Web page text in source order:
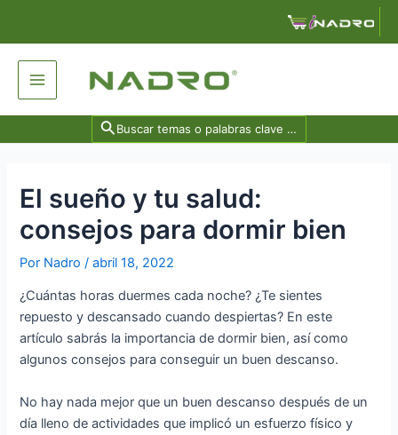
Main
Menu
Search
for:
El sueño y tu salud:
consejos para dormir bien
Por Nadro/abril 18, 2022
¿Cuántas horas duermes cada noche? ¿Te sientes
repuesto y descansado cuando despiertas? En este
artículo sabrás la importancia de dormir bien, así como
algunos consejos para conseguir un buen descanso.
No hay nada mejor que un buen descanso después de un
día lleno de actividades que implicó un esfuerzo físico y